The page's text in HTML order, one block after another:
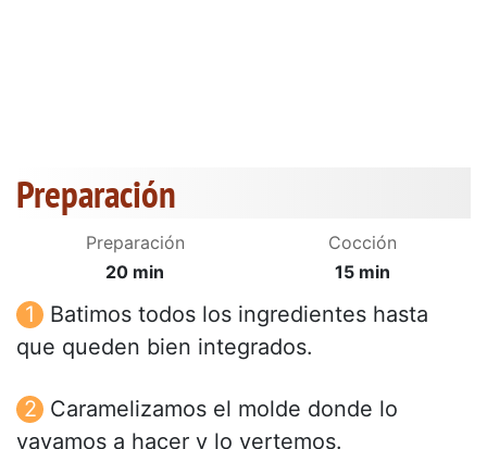
Preparación
Preparación
20 min
Cocción
15 min
Batimos todos los ingredientes hasta
que queden bien integrados.
Caramelizamos el molde donde lo
vayamos a hacer y lo vertemos.